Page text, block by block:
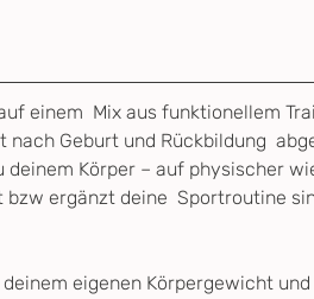
einem  Mix aus funktionellem
nach Geburt und Rückbildung
Körper – auf physischer
ergänzt deine  Sportroutine
eigenen Körpergewicht